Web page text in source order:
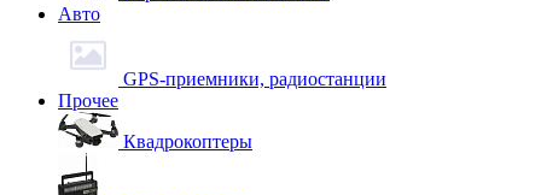
Авто
GPS-приемники, радиостанции
Прочее
Квадрокоптеры